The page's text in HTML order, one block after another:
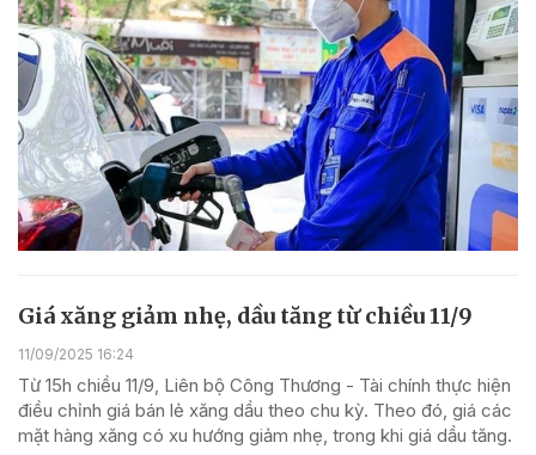
Giá xăng giảm nhẹ, dầu tăng từ chiều 11/9
11/09/2025 16:24
Từ 15h chiều 11/9, Liên bộ Công Thương - Tài chính thực hiện
điều chỉnh giá bán lẻ xăng dầu theo chu kỳ. Theo đó, giá các
mặt hàng xăng có xu hướng giảm nhẹ, trong khi giá dầu tăng.